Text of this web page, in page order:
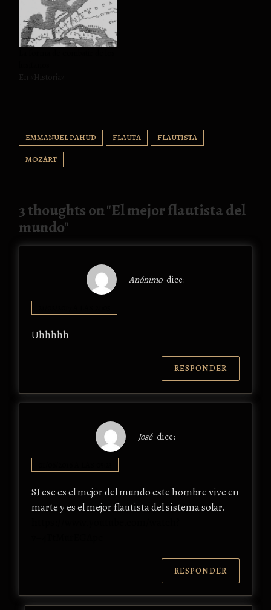
EMMANUEL PAHUD FLAUTA FLAUTISTA
MOZART
3 thoughts on "El mejor flautista del
mundo"
Anónimo dice:
Uhhhhh
RESPONDER
José dice:
SI ese es el mejor del mundo este hombre vive en
marte y es el mejor flautista del sistema solar.
RESPONDER